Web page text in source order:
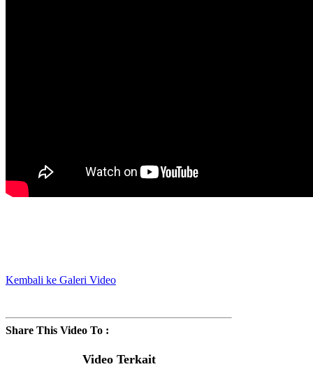
Kembali ke Galeri Video
Share This Video To :
Video Terkait